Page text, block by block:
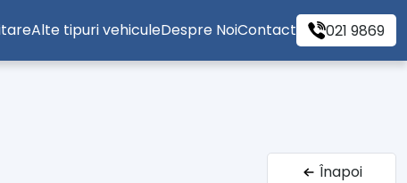
Alte tipuri vehiculeDespre NoiContact 021 9869
Înapoi